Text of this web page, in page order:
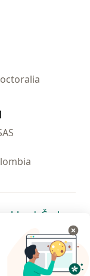
de inicio
pestaña
nueva pestaña
en una nueva
se abre en
Česko
pestaña
una nueva pestaña
abre en una nueva
se abre en
se
en una nueva
tu